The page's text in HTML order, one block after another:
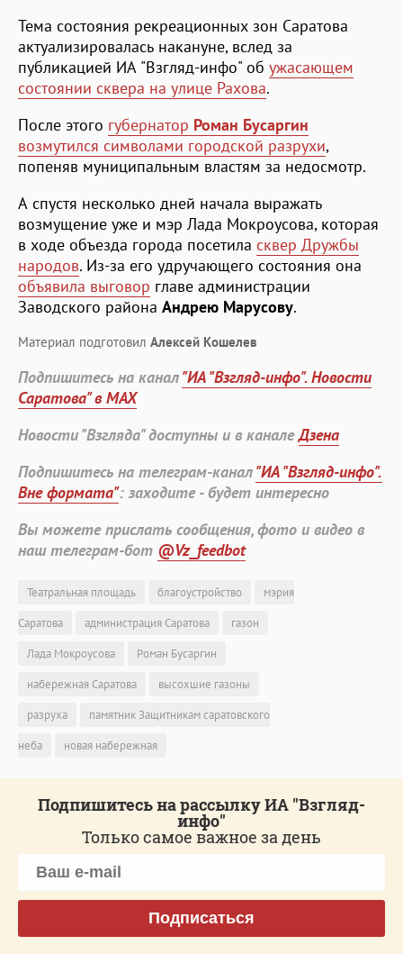
Тема состояния рекреационных зон Саратова
актуализировалась накануне, вслед за
публикацией ИА "Взгляд-инфо" об ужасающем
состоянии сквера на улице Рахова.
После этого губернатор Роман Бусаргин
возмутился символами городской разрухи,
попеняв муниципальным властям за недосмотр.
А спустя несколько дней начала выражать
возмущение уже и мэр Лада Мокроусова, которая
в ходе объезда города посетила сквер Дружбы
народов. Из-за его удручающего состояния она
объявила выговор главе администрации
Заводского района Андрею Марусову.
Материал подготовил Алексей Кошелев
Подпишитесь на канал"ИА "Взгляд-инфо". Новости
Саратова" в MAX
Новости "Взгляда" доступны и в каналеДзена
Подпишитесь на телеграм-канал"ИА "Взгляд-инфо".
Вне формата": заходите - будет интересно
Вы можете прислать сообщения, фото и видео в
наш телеграм-бот @Vz_feedbot
Театральная площадь благоустройство
мэрия
Саратова
администрация Саратова
газон
Лада Мокроусова
Роман Бусаргин
набережная Саратова
высохшие газоны
разруха
памятник Защитникам саратовского
неба
новая набережная
Подпишитесь на рассылку ИА "Взгляд-
инфо"
Только самое важное за день
Подписаться